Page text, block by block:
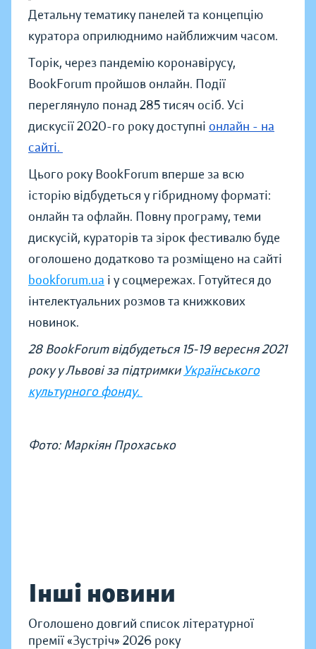
Детальну тематику панелей та концепцію
куратора оприлюднимо найближчим часом.
Торік, через пандемію коронавірусу,
BookForum пройшов онлайн. Події
переглянуло понад 285 тисяч осіб. Усі
дискусії 2020-го року доступні онлайн - на
сайті.
Цього року BookForum вперше за всю
історію відбудеться у гібридному форматі:
онлайн та офлайн. Повну програму, теми
дискусій, кураторів та зірок фестивалю буде
оголошено додатково та розміщено на сайті
bookforum.ua і у соцмережах. Готуйтеся до
інтелектуальних розмов та книжкових
новинок.
28 BookForum відбудеться 15-19 вересня 2021
року у Львові за підтримки Українського
культурного фонду.
Фото: Маркіян Прохасько
Інші новини
Оголошено довгий список літературної
премії «Зустріч» 2026 року